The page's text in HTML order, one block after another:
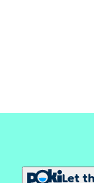
Let